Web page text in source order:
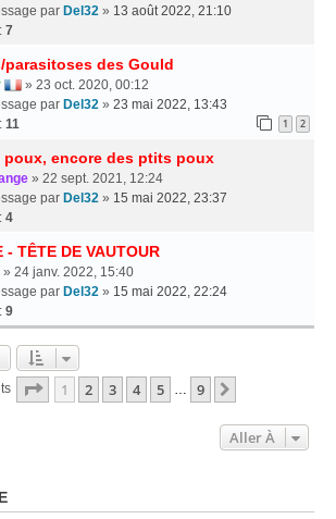
par Del32 » 13 août 2022, 21:10
7
parasitoses des Gould
» 23 oct. 2020, 00:12
par Del32 » 23 mai 2022, 13:43
11 1 2
encore des ptits poux
» 22 sept. 2021, 12:24
par Del32 » 15 mai 2022, 23:37
4
- TÊTE DE VAUTOUR
» 24 janv. 2022, 15:40
par Del32 » 15 mai 2022, 22:24
9
Page 1Sur
1 2 3 4 5 9
Aller À